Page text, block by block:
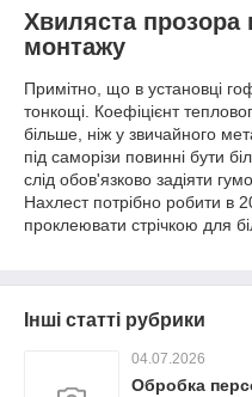
Хвиляста прозора
монтажу
Примітно, що в установці
тонкощі. Коефіцієнт
більше, ніж у звичайного
під саморізи повинні бути
слід обов'язково задіяти
Нахлест потрібно робити в
проклеювати стрічкою для
Інші статті рубрики
04.07.2026
Обробка